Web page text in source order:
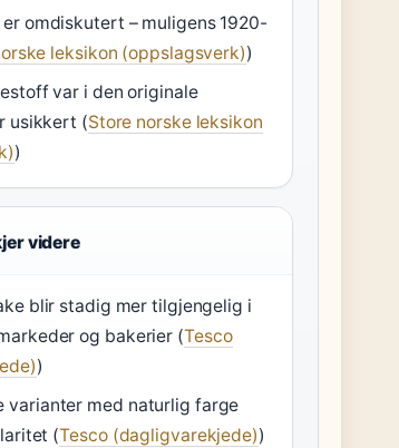
omdiskutert – muligens 1920-
leksikon (oppslagsverk))
var i den originale
usikkert (Store norske leksikon
)
videre
blir stadig mer tilgjengelig i
og bakerier (Tesco
)
varianter med naturlig farge
(Tesco (dagligvarekjede))